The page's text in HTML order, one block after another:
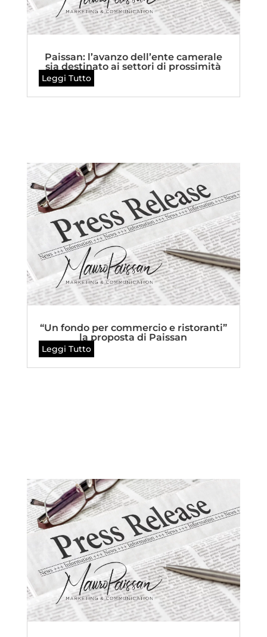
Paissan: l’avanzo dell’ente camerale
sia destinato ai settori di prossimità
Leggi Tutto
“Un fondo per commercio e ristoranti”
la proposta di Paissan
Leggi Tutto